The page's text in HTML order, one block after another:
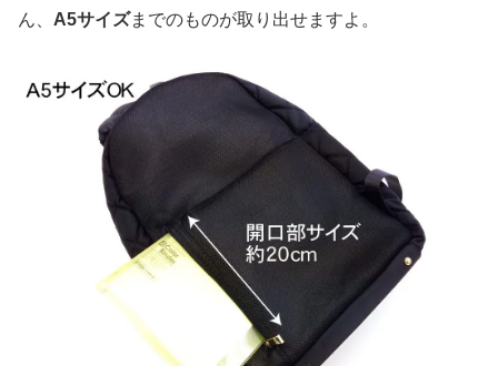
ん、 A5サイズまでのものが取り出せますよ。